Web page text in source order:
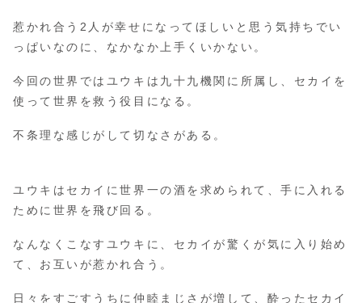
惹かれ合う2人が幸せになってほしいと思う気持ちでい
っぱいなのに、なかなか上手くいかない。
今回の世界ではユウキは九十九機関に所属し、セカイを
使って世界を救う役目になる。
不条理な感じがして切なさがある。
ユウキはセカイに世界一の酒を求められて、手に入れる
ために世界を飛び回る。
なんなくこなすユウキに、セカイが驚くが気に入り始め
て、お互いが惹かれ合う。
日々をすごすうちに仲睦まじさが増して、酔ったセカイ